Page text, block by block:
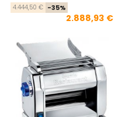
4.444,50 € -35%
2.888,93 €